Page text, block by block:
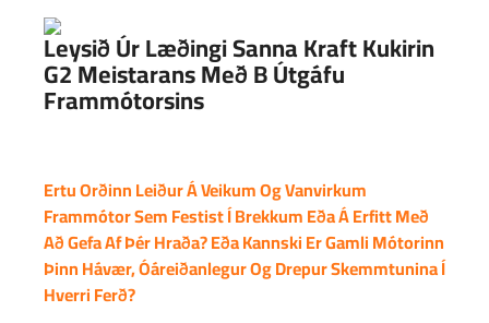
Leysið Úr Læðingi Sanna Kraft Kukirin
G2 Meistarans Með B Útgáfu
Frammótorsins
Ertu Orðinn Leiður Á Veikum Og Vanvirkum
Frammótor Sem Festist Í Brekkum Eða Á Erfitt Með
Að Gefa Af Þér Hraða? Eða Kannski Er Gamli Mótorinn
Þinn Hávær, Óáreiðanlegur Og Drepur Skemmtunina Í
Hverri Ferð?